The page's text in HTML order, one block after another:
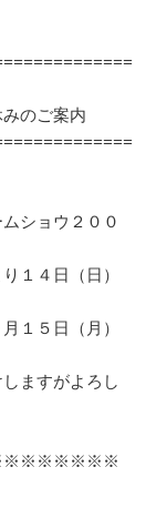
のご案内
ショウ２００
１４日（日）
１５日（月）
ますがよろし